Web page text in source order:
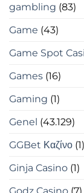
gambling (83)
Game (43)
Game Spot
Games (16)
Gaming (1)
Genel (43.129)
GGBet Καζίνο (1)
Ginja Casino (1)